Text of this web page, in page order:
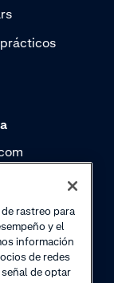
nosotros
rastreo para
y el
información
de redes
de optar